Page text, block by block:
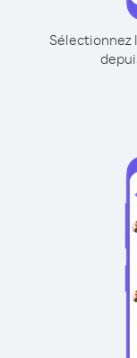
Sélectionnez